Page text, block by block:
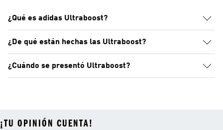
¿Qué es adidas Ultraboost?
¿De qué están hechas las Ultraboost?
¿Cuándo se presentó Ultraboost?
¡TU OPINIÓN CUENTA!